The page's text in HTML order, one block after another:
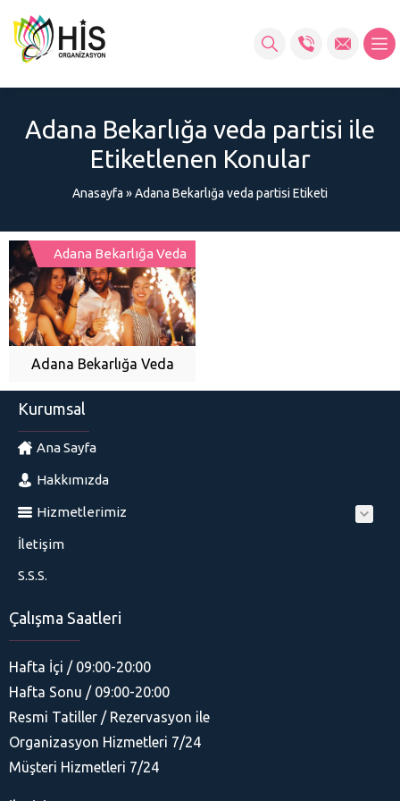
Adana Bekarlığa veda partisi ile
Etiketlenen Konular
Anasayfa »Adana Bekarlığa veda partisi Etiketi
Adana Bekarlığa Veda
Adana Bekarlığa Veda
Kurumsal
Ana Sayfa
Hakkımızda
Hizmetlerimiz
İletişim
S.S.S.
Çalışma Saatleri
Hafta İçi / 09:00-20:00
Hafta Sonu / 09:00-20:00
Resmi Tatiller / Rezervasyon ile
Organizasyon Hizmetleri 7/24
Müşteri Hizmetleri 7/24
His Organizasyon